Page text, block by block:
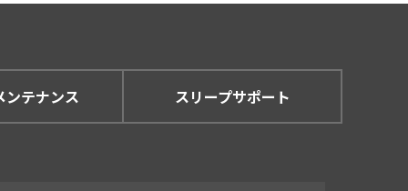
ンテナンス スリープサポート